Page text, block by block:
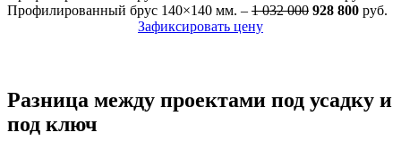
Профилированный брус 140×140 мм. – 1 032 000 928 800 руб.
Зафиксировать цену
Разница между проектами под усадку и
под ключ